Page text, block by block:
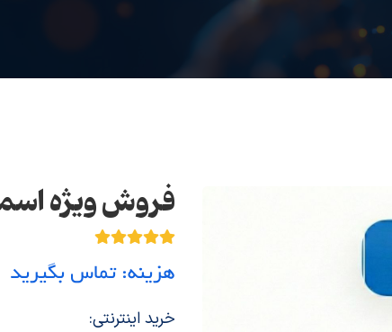
فروش ویژه
هزینه: تماس بگیرید
خرید اینترنتی: